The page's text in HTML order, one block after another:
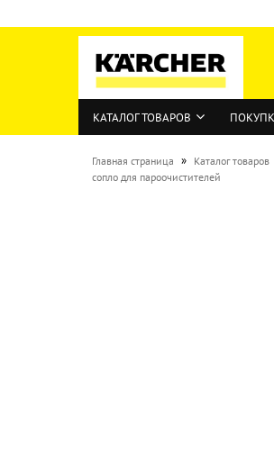
КАТАЛОГ ТОВАРОВ
Главная страница » Каталог товаров
сопло для пароочистителей